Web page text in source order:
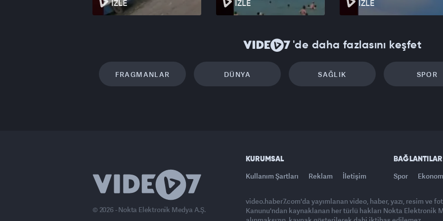
sorumluluk almaya zorlamayı hedefliyor. Eski bir yönetim yetkilisi, ABD'nin bölgedeki
oluşturmayı amaçladığını belirtiyor. Böylece olası bir yeni gerilimde, Avrupa ülkeleri de
İZLE İZLE İZLE
'de daha fazlasını keşfet
FRAGMANLAR DÜNYA SAĞLIK SPOR
© 2026 - Nokta Elektronik Medya A.Ş.
KURUMSAL
Kullanım Şartları Reklam İletişim
BAĞLANTILAR
Spor
video.haber7.com'da yayımlanan video, haber, yazı, resim ve
Kanunu'ndan kaynaklanan her türlü hakları Nokta Elektronik